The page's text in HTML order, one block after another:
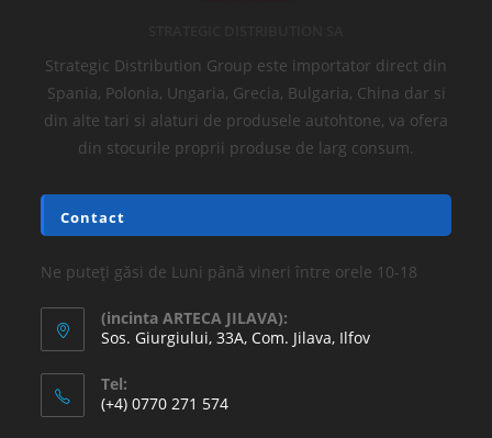
Strategic Distribution Group este importator direct din
Spania, Polonia, Ungaria, Grecia, Bulgaria, China dar si
din alte tari si alaturi de produsele autohtone, va ofera
din stocurile proprii produse de larg consum.
Contact
Ne puteți găsi de Luni până vineri între orele 10-18
(incinta ARTECA JILAVA):
Sos. Giurgiului, 33A, Com. Jilava, Ilfov
Tel:
(+4) 0770 271 574